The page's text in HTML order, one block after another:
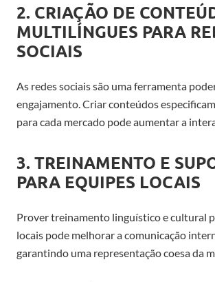
2. CRIAÇÃO DE
MULTILÍNGUES PARA
SOCIAIS
As redes sociais são uma ferramenta
engajamento. Criar conteúdos
para cada mercado pode aumentar a
3. TREINAMENTO E
PARA EQUIPES LOCAIS
Prover treinamento linguístico e cultural
locais pode melhorar a comunicação
garantindo uma representação coesa da